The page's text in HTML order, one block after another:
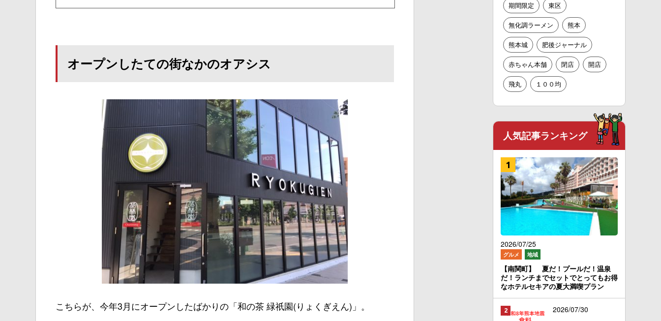
オープンしたての街なかのオアシス
こちらが、今年3月にオープンしたばかりの「和の茶 緑祇園(りょくぎえん)」。
期間限定 東区
無化調ラーメン 熊本
熊本城 肥後ジャーナル
赤ちゃん本舗 閉店 開店
飛丸 １００均
人気記事ランキング
2026/07/25
グルメ 地域
【南関町】 夏だ！プールだ！温泉
だ！ランチまでセットでとってもお得
なホテルセキアの夏大満喫プラン
2026/07/30